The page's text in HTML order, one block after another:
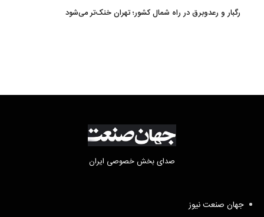
رگبار و رعدوبرق در راه شمال کشور؛ تهران خنک‌تر می‌شود
صدای بخش خصوصی ایران
جهان صنعت نیوز